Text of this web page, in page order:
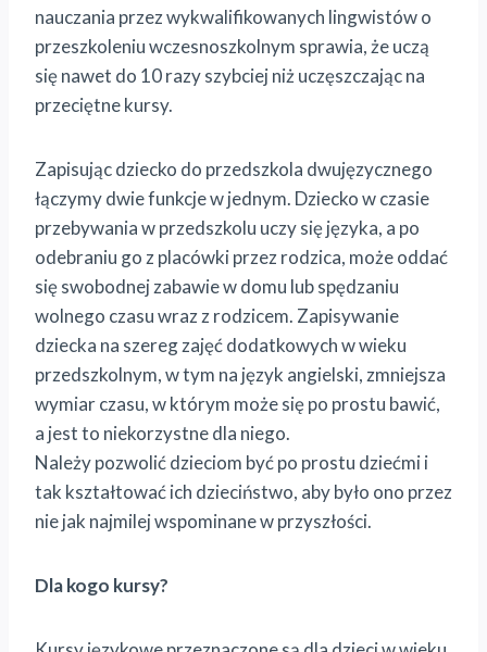
nauczania przez wykwalifikowanych lingwistów o
przeszkoleniu wczesnoszkolnym sprawia, że uczą
się nawet do 10 razy szybciej niż uczęszczając na
przeciętne kursy.
Zapisując dziecko do przedszkola dwujęzycznego
łączymy dwie funkcje w jednym. Dziecko w czasie
przebywania w przedszkolu uczy się języka, a po
odebraniu go z placówki przez rodzica, może oddać
się swobodnej zabawie w domu lub spędzaniu
wolnego czasu wraz z rodzicem. Zapisywanie
dziecka na szereg zajęć dodatkowych w wieku
przedszkolnym, w tym na język angielski, zmniejsza
wymiar czasu, w którym może się po prostu bawić,
a jest to niekorzystne dla niego.
Należy pozwolić dzieciom być po prostu dziećmi i
tak kształtować ich dzieciństwo, aby było ono przez
nie jak najmilej wspominane w przyszłości.
Dla kogo kursy?